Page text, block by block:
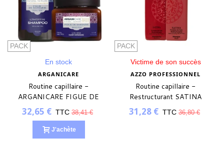
PACK
En stock
ARGANICARE
Routine capillaire -
ARGANICARE FIGUE DE
BARBARIE
32,65 € TTC 38,41 €
J'achète
PACK
Victime de son succès
AZZO PROFESSIONNEL
Routine capillaire -
Restructurant SATINA
31,28 € TTC 36,80 €